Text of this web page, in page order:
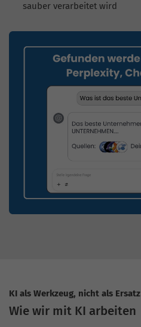
sauber verarbeitet wird
KI als Werkzeug, nicht als Ersatz
Wie wir mit KI arbeiten